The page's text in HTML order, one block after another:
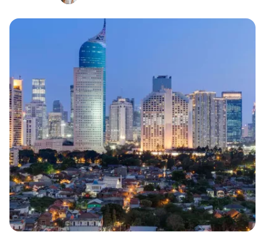
Continuați cu Facebook
Continuați cu e-mailul